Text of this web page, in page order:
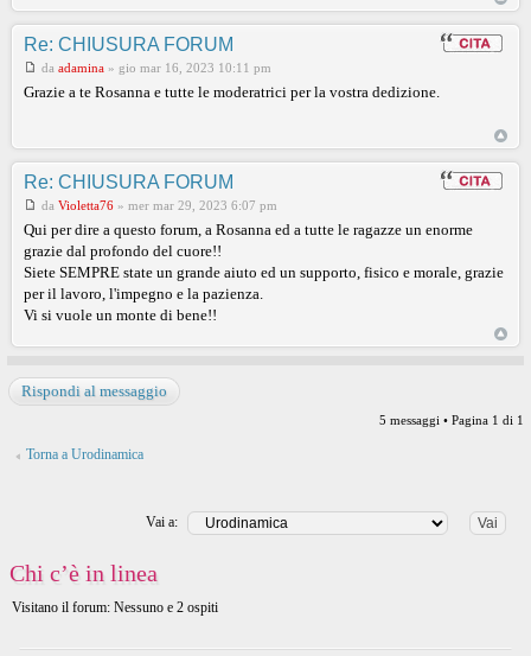
Re: CHIUSURA FORUM
da adamina » gio mar 16, 2023 10:11 pm
Grazie a te Rosanna e tutte le moderatrici per la vostra dedizione.
Re: CHIUSURA FORUM
da Violetta76 » mer mar 29, 2023 6:07 pm
Qui per dire a questo forum, a Rosanna ed a tutte le ragazze un enorme
grazie dal profondo del cuore!!
Siete SEMPRE state un grande aiuto ed un supporto, fisico e morale, grazie
per il lavoro, l'impegno e la pazienza.
Vi si vuole un monte di bene!!
Rispondi al messaggio
5 messaggi • Pagina 1 di 1
Torna a Urodinamica
Vai a:
Chi c’è in linea
Visitano il forum: Nessuno e 2 ospiti